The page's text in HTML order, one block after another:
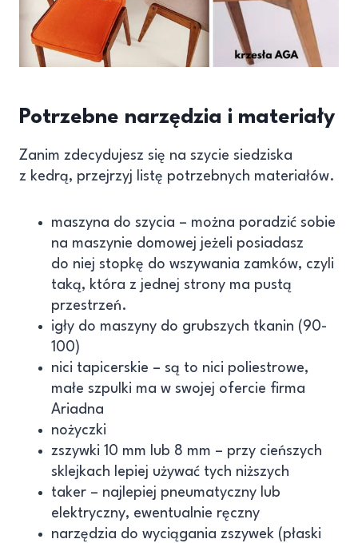
Potrzebne narzędzia i materiały
Zanim zdecydujesz się na szycie siedziska
z kedrą, przejrzyj listę potrzebnych materiałów.
maszyna do szycia – można poradzić sobie
na maszynie domowej jeżeli posiadasz
do niej stopkę do wszywania zamków, czyli
taką, która z jednej strony ma pustą
przestrzeń.
igły do maszyny do grubszych tkanin (90-
100)
nici tapicerskie – są to nici poliestrowe,
małe szpulki ma w swojej ofercie firma
Ariadna
nożyczki
zszywki 10 mm lub 8 mm – przy cieńszych
sklejkach lepiej używać tych niższych
taker – najlepiej pneumatyczny lub
elektryczny, ewentualnie ręczny
narzędzia do wyciągania zszywek (płaski